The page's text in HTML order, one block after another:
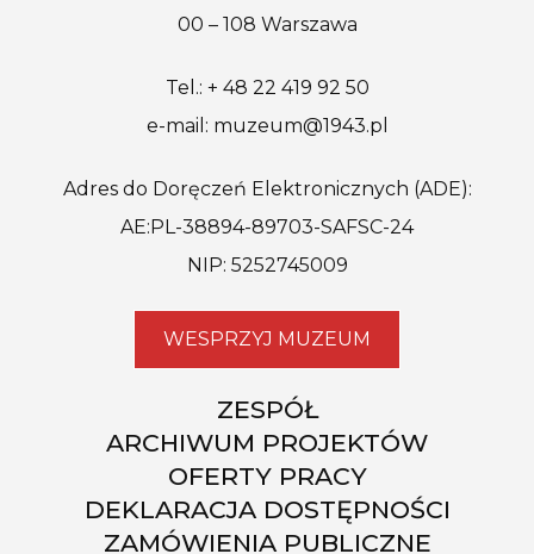
00 – 108 Warszawa
Tel.: + 48 22 419 92 50
e-mail: muzeum@1943.pl
Adres do Doręczeń Elektronicznych (ADE):
AE:PL-38894-89703-SAFSC-24
NIP: 5252745009
WESPRZYJ MUZEUM
ZESPÓŁ
ARCHIWUM PROJEKTÓW
OFERTY PRACY
DEKLARACJA DOSTĘPNOŚCI
ZAMÓWIENIA PUBLICZNE